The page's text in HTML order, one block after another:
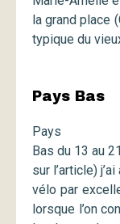
la grand place
typique du
Pays Bas
Pays
Bas du 13 au
sur l’article)
vélo par
lorsque l’on